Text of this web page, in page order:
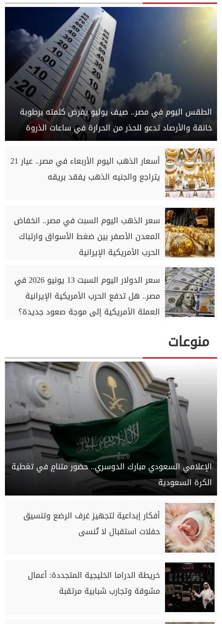
الطقس اليوم في مصر.. صيف يوليو يفرض كلمته برطوبة
خانقة والأرصاد تدعو للحذر من الحرارة في ساعات الذروة
أسعار الذهب اليوم الأربعاء في مصر.. عيار 21
يتراجع والجنيه الذهب يفقد بريقه
سعر الذهب اليوم السبت في مصر.. انخفاض
المعدن الأصفر بين ضغط الأسواق وارتباك
الحرب الأمريكية الإيرانية
سعر الدولار اليوم السبت 13 يونيو 2026 في
مصر.. هل تدفع الحرب الأمريكية الإيرانية
العملة الأمريكية إلى موجة صعود جديدة؟
منوعات
الإعلامي السعودي مبارك الدوسري.. حضور متنامٍ في تغطية
الكرة السعودية
أفكار إبداعية لتجهيز غرف الرضع وتنسيق
حفلات استقبال لا تُنسى
خريطة الدراما الخليجية المتجددة: أعمال
مشوقة وتجارب شبابية مرتقبة